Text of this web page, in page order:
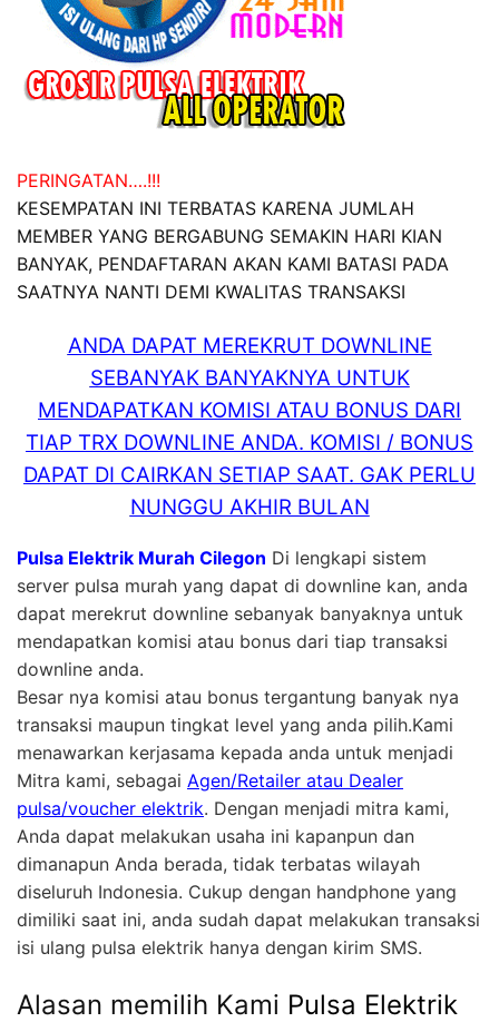
PERINGATAN….!!!
KESEMPATAN INI TERBATAS KARENA JUMLAH
MEMBER YANG BERGABUNG SEMAKIN HARI KIAN
BANYAK, PENDAFTARAN AKAN KAMI BATASI PADA
SAATNYA NANTI DEMI KWALITAS TRANSAKSI
ANDA DAPAT MEREKRUT DOWNLINE
SEBANYAK BANYAKNYA UNTUK
MENDAPATKAN KOMISI ATAU BONUS DARI
TIAP TRX DOWNLINE ANDA. KOMISI / BONUS
DAPAT DI CAIRKAN SETIAP SAAT. GAK PERLU
NUNGGU AKHIR BULAN
Pulsa Elektrik Murah Cilegon Di lengkapi sistem
server pulsa murah yang dapat di downline kan, anda
dapat merekrut downline sebanyak banyaknya untuk
mendapatkan komisi atau bonus dari tiap transaksi
downline anda.
Besar nya komisi atau bonus tergantung banyak nya
transaksi maupun tingkat level yang anda pilih.Kami
menawarkan kerjasama kepada anda untuk menjadi
Mitra kami, sebagai Agen/Retailer atau Dealer
pulsa/voucher elektrik. Dengan menjadi mitra kami,
Anda dapat melakukan usaha ini kapanpun dan
dimanapun Anda berada, tidak terbatas wilayah
diseluruh Indonesia. Cukup dengan handphone yang
dimiliki saat ini, anda sudah dapat melakukan transaksi
isi ulang pulsa elektrik hanya dengan kirim SMS.
Alasan memilih Kami Pulsa Elektrik